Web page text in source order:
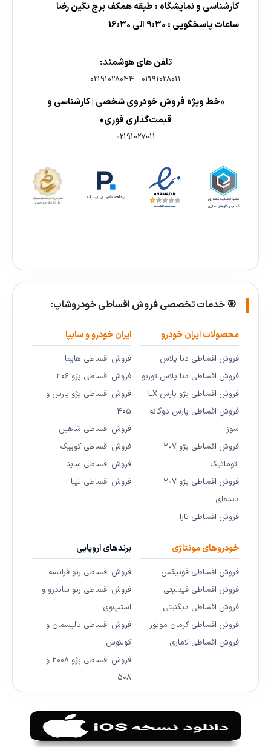
کارشناسی و نمایشگاه : طبقه همکف برج نگین رضا
ساعات پاسخگویی : 9:30 الی 16:30
تلفن های هوشمند:
02191028011
-
02191028044
«خط ویژه فروش خودروی شخصی | کارشناسی و
قیمت‌گذاری فوری»
02191027011
🎯 خدمات تخصصی فروش اقساطی خودروشاپ:
محصولات ایران خودرو
فروش اقساطی دنا پلاس
فروش اقساطی دنا پلاس توربو
فروش اقساطی پژو پارس LX
فروش اقساطی پارس دوگانه
سوز
فروش اقساطی پژو ۲۰۷
اتوماتیک
فروش اقساطی پژو ۲۰۷
دنده‌ای
فروش اقساطی تارا
ایران خودرو و سایپا
فروش اقساطی هایما
فروش اقساطی پژو ۲۰۶
فروش اقساطی پژو پارس و
۴۰۵
فروش اقساطی شاهین
فروش اقساطی کوییک
فروش اقساطی ساینا
فروش اقساطی تیبا
خودروهای مونتاژی
فروش اقساطی فونیکس
فروش اقساطی فیدلیتی
فروش اقساطی دیگنیتی
فروش اقساطی کرمان موتور
فروش اقساطی لاماری
برندهای اروپایی
فروش اقساطی رنو فرانسه
فروش اقساطی رنو ساندرو و
استپ‌وی
فروش اقساطی تالیسمان و
کولئوس
فروش اقساطی پژو ۲۰۰۸ و
۵۰۸